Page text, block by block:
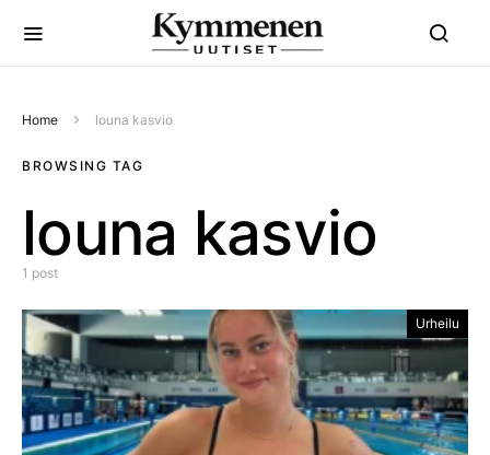
Home louna kasvio
BROWSING TAG
louna kasvio
1 post
Urheilu